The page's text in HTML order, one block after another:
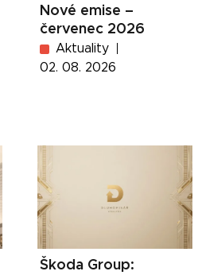
Nové emise –
červenec 2026
Aktuality
02. 08. 2026
Škoda Group: